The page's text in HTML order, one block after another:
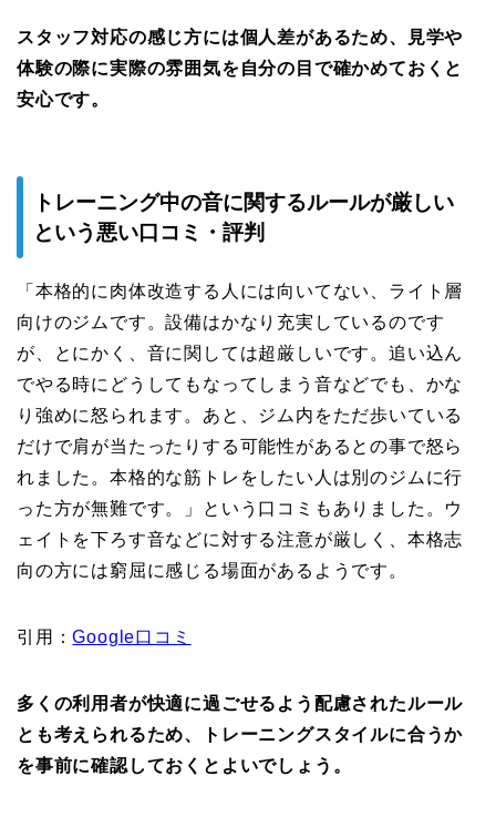
スタッフ対応の感じ方には個人差があるため、見学や
体験の際に実際の雰囲気を自分の目で確かめておくと
安心です。
トレーニング中の音に関するルールが厳しい
という悪い口コミ・評判
「本格的に肉体改造する人には向いてない、ライト層
向けのジムです。設備はかなり充実しているのです
が、とにかく、音に関しては超厳しいです。追い込ん
でやる時にどうしてもなってしまう音などでも、かな
り強めに怒られます。あと、ジム内をただ歩いている
だけで肩が当たったりする可能性があるとの事で怒ら
れました。本格的な筋トレをしたい人は別のジムに行
った方が無難です。」という口コミもありました。ウ
ェイトを下ろす音などに対する注意が厳しく、本格志
向の方には窮屈に感じる場面があるようです。
引用：Google口コミ
多くの利用者が快適に過ごせるよう配慮されたルール
とも考えられるため、トレーニングスタイルに合うか
を事前に確認しておくとよいでしょう。